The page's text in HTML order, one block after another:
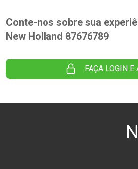
Conte-nos sobre sua
New Holland 87676789
FAÇA LOGIN E